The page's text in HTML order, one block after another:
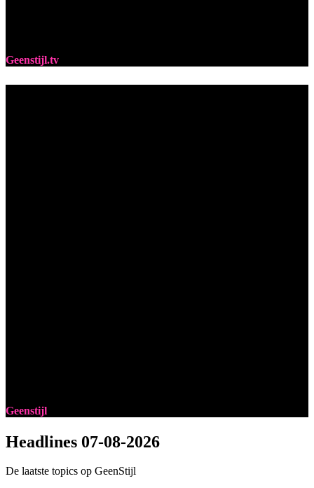
Geenstijl.tv
Geenstijl
Headlines 07-08-2026
De laatste topics op GeenStijl